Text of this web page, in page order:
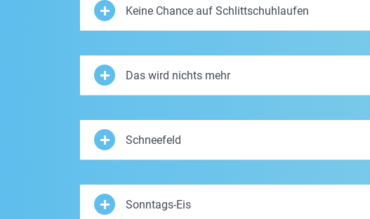
Keine Chance auf Schlittschuhlaufen
Das wird nichts mehr
Schneefeld
Sonntags-Eis